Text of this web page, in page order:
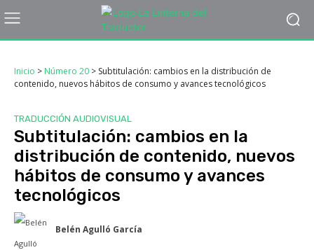
Inicio > Número 20 > Subtitulación: cambios en la distribución de
contenido, nuevos hábitos de consumo y avances tecnológicos
TRADUCCIÓN AUDIOVISUAL
Subtitulación: cambios en la
distribución de contenido, nuevos
hábitos de consumo y avances
tecnológicos
Belén Agulló García